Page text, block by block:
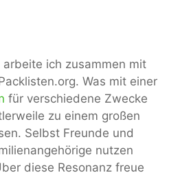
ich zusammen mit
Was mit einer
für verschiedene Zwecke
zu einem großen
Selbst Freunde und
nutzen
diese Resonanz freue